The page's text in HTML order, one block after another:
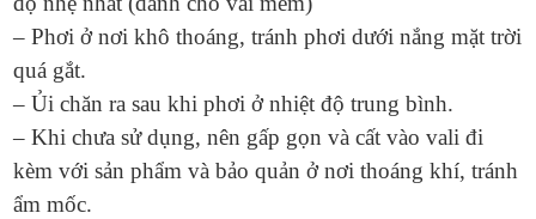
– Phơi ở nơi khô thoáng, tránh phơi dưới nắng mặt trời
quá gắt.
– Ủi chăn ra sau khi phơi ở nhiệt độ trung bình.
– Khi chưa sử dụng, nên gấp gọn và cất vào vali đi
kèm với sản phẩm và bảo quản ở nơi thoáng khí, tránh
ẩm mốc.